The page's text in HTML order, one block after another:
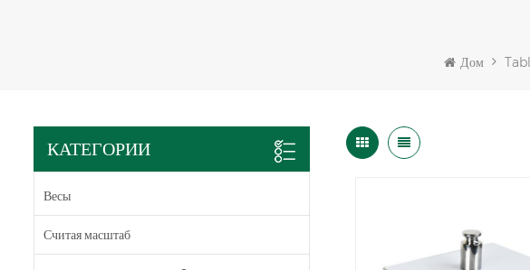
Дом
КАТЕГОРИИ
Весы
Считая масштаб